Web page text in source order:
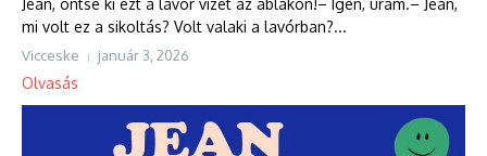
Jean, öntse ki ezt a lavór vizet az ablakon!– Igen, uram.– Jean,
mi volt ez a sikoltás? Volt valaki a lavórban?...
Vicceske január 3, 2026
Olvasás